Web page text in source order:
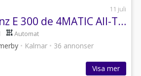
11 juli
Mercedes-Benz E 300 de 4MATIC All-Terrain/Avantgarde Premium/Burmester
Automat
• Kalmar • 36 annonser
Visa mer